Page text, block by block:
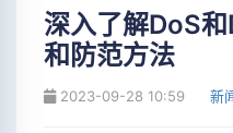
深入了解DoS
和防范方法
2023-09-28 10:59 新